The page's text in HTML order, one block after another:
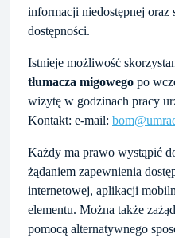
informacji niedostępnej oraz
dostępności.
Istnieje możliwość
tłumacza migowego po
wizytę w godzinach pracy
Kontakt: e-mail:
Każdy ma prawo wystąpić
żądaniem zapewnienia
internetowej, aplikacji
elementu. Można także
pomocą alternatywnego